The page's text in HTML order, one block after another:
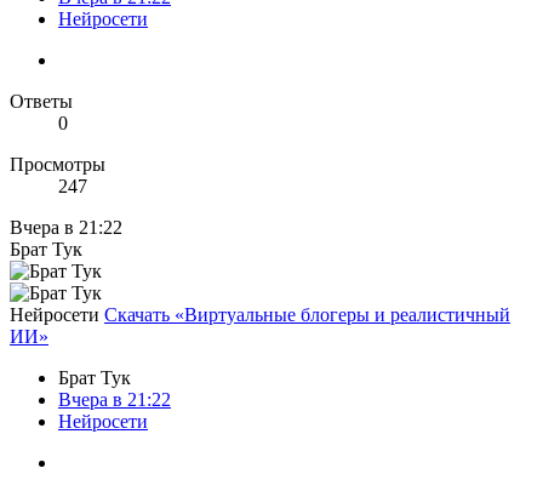
Нейросети
Ответы
0
Просмотры
247
Вчера в 21:22
Брат Тук
Нейросети Скачать «Виртуальные блогеры и реалистичный
ИИ»
Брат Тук
Вчера в 21:22
Нейросети